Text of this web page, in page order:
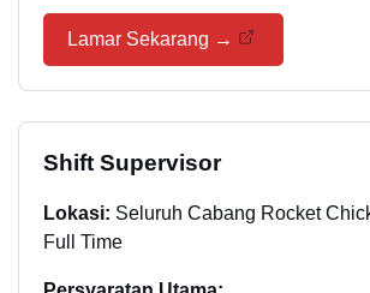
Lamar Sekarang →
Shift Supervisor
Lokasi: Seluruh Cabang Rocket
Full Time